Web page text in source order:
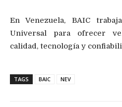
En Venezuela, BAIC
Universal para ofrecer
calidad, tecnología y
TAGS BAIC NEV